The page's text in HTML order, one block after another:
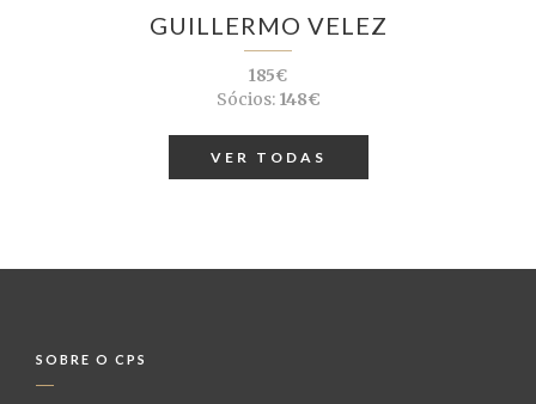
GUILLERMO VELEZ
185€
Sócios:148€
VER TODAS
SOBRE O CPS